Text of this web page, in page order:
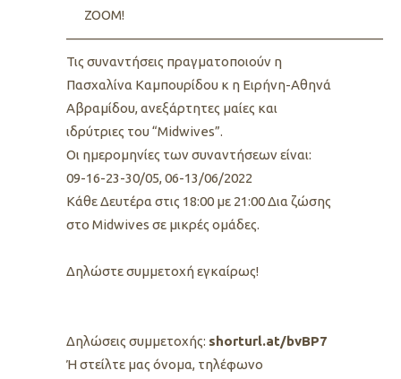
ZOOM!
Τις συναντήσεις πραγματοποιούν η
Πασχαλίνα Καμπουρίδου κ η Ειρήνη-Αθηνά
Αβραμίδου, ανεξάρτητες μαίες και
ιδρύτριες του “Midwives”.
Oι ημερομηνίες των συναντήσεων είναι:
09-16-23-30/05, 06-13/06/2022
Kάθε Δευτέρα στις 18:00 με 21:00 Δια ζώσης
στο Midwives σε μικρές ομάδες.
Δηλώστε συμμετοχή εγκαίρως!
Δηλώσεις συμμετοχής: shorturl.at/bvBP7
Ή στείλτε μας όνομα, τηλέφωνο